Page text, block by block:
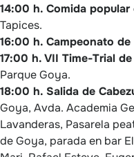
14:00 h. Comida
Tapices.
16:00 h. Campeonato
17:00 h. VII Time-Trial
Parque Goya.
18:00 h. Salida de
Goya, Avda. Academia
Lavanderas, Pasarela
de Goya, parada en bar